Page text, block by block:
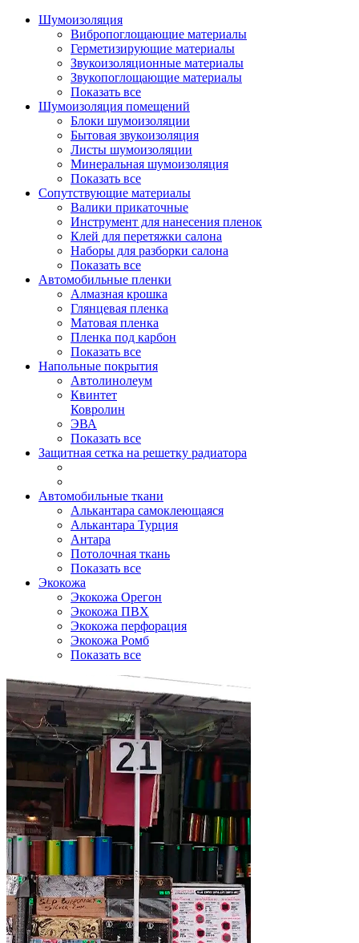
Шумоизоляция
Вибропоглощающие материалы
Герметизирующие материалы
Звукоизоляционные материалы
Звукопоглощающие материалы
Показать все
Шумоизоляция помещений
Блоки шумоизоляции
Бытовая звукоизоляция
Листы шумоизоляции
Минеральная шумоизоляция
Показать все
Сопутствующие материалы
Валики прикаточные
Инструмент для нанесения пленок
Клей для перетяжки салона
Наборы для разборки салона
Показать все
Автомобильные пленки
Алмазная крошка
Глянцевая пленка
Матовая пленка
Пленка под карбон
Показать все
Напольные покрытия
Автолинолеум
Квинтет
Ковролин
ЭВА
Показать все
Защитная сетка на решетку радиатора
Автомобильные ткани
Алькантара самоклеющаяся
Алькантара Турция
Антара
Потолочная ткань
Показать все
Экокожа
Экокожа Орегон
Экокожа ПВХ
Экокожа перфорация
Экокожа Ромб
Показать все